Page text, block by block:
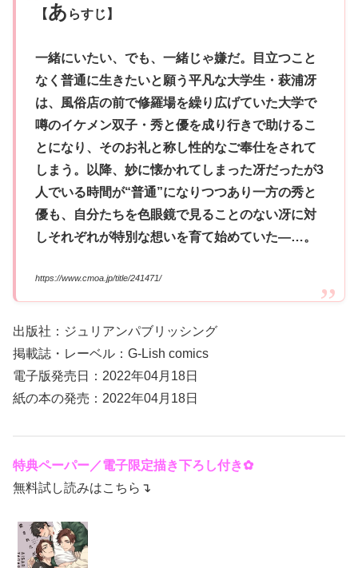
【あ らすじ】
一緒にいたい、でも、一緒じゃ嫌だ。目立つこと
なく普通に生きたいと願う平凡な大学生・萩浦冴
は、風俗店の前で修羅場を繰り広げていた大学で
噂のイケメン双子・秀と優を成り行きで助けるこ
とになり、そのお礼と称し性的なご奉仕をされて
しまう。以降、妙に懐かれてしまった冴だったが3
人でいる時間が“普通”になりつつあり一方の秀と
優も、自分たちを色眼鏡で見ることのない冴に対
しそれぞれが特別な想いを育て始めていた―…。
https://www.cmoa.jp/title/241471/
出版社：ジュリアンパブリッシング
掲載誌・レーベル：G-Lish comics
電子版発売日：2022年04月18日
紙の本の発売：2022年04月18日
特典ペーパー／電子限定描き下ろし付き✿
無料試し読みはこちら↴